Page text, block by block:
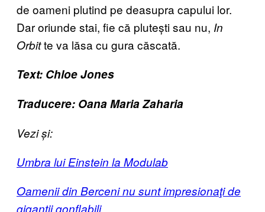
de oameni plutind pe deasupra capului lor.
Dar oriunde stai, fie că plutești sau nu, In
Orbitte va lăsa cu gura căscată.
Text: Chloe Jones
Traducere: Oana Maria Zaharia
Vezi și:
Umbra lui Einstein la Modulab
Oamenii din Berceni nu sunt impresionaţi de
giganţii gonflabili